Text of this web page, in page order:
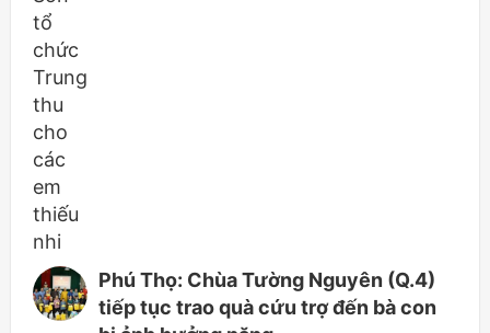
Phú Thọ: Chùa Tường Nguyên (Q.4)
tiếp tục trao quà cứu trợ đến bà con